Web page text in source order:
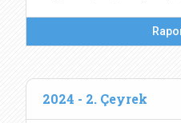
2024 - 2. Çeyrek